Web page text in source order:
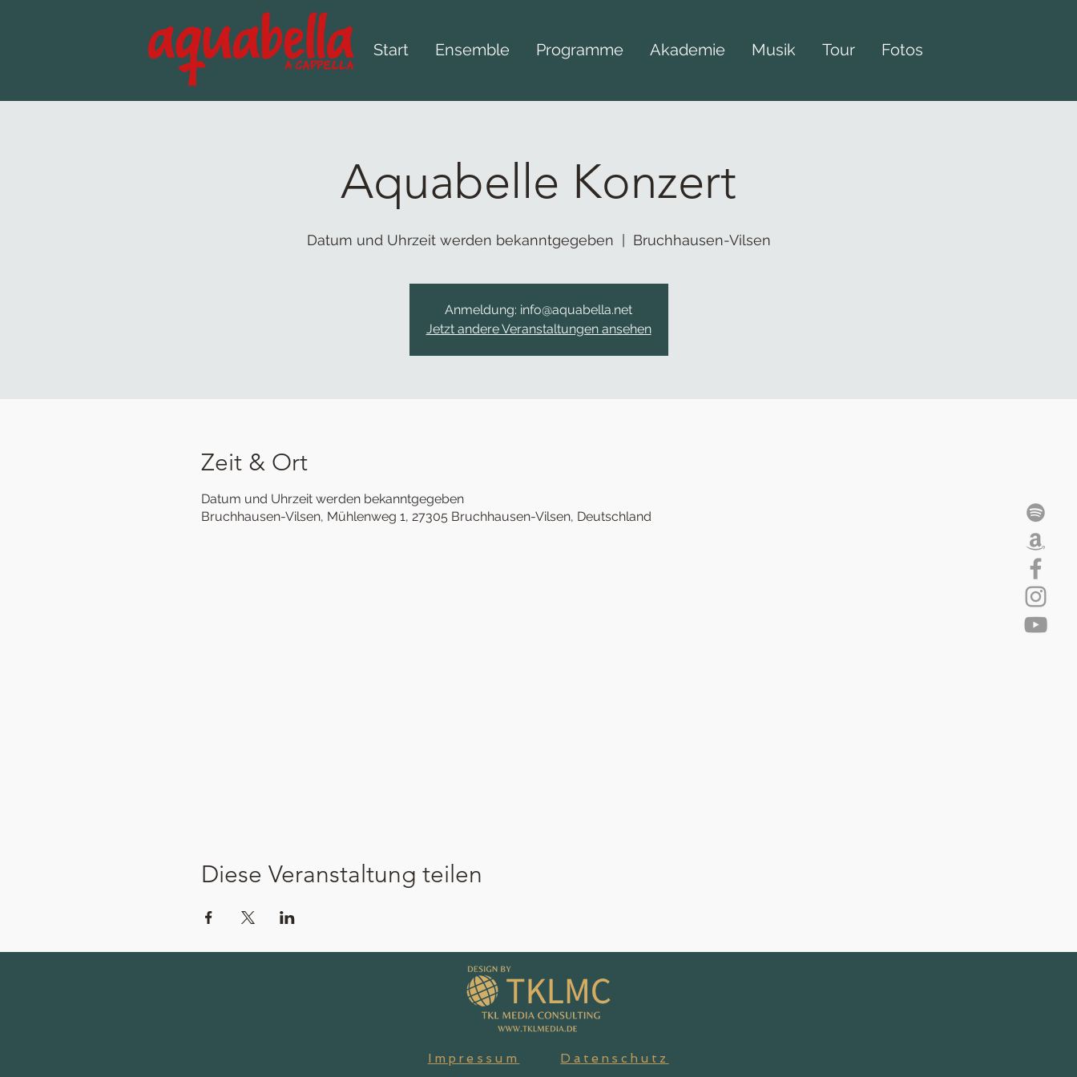
Start Ensemble Programme Akademie Musik Tour Fotos
Aquabelle Konzert
Datum und Uhrzeit werden bekanntgegeben Bruchhausen-Vilsen
Anmeldung: info@aquabella.net
Jetzt andere Veranstaltungen ansehen
Zeit & Ort
Datum und Uhrzeit werden bekanntgegeben
Bruchhausen-Vilsen, Mühlenweg 1, 27305 Bruchhausen-Vilsen, Deutschland
Diese Veranstaltung teilen
Impressum Datenschutz